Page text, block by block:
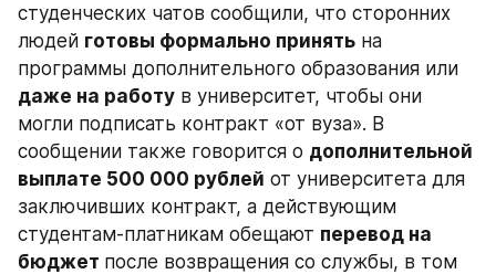
студенческих чатов сообщили, что сторонних
людей готовы формально принять на
даже на работу в университет, чтобы они
могли подписать контракт «от вуза». В
сообщении также говорится о дополнительной
выплате 500 000 рублей от университета для
заключивших контракт, а действующим
студентам-платникам обещают перевод на
бюджет после возвращения со службы, в том